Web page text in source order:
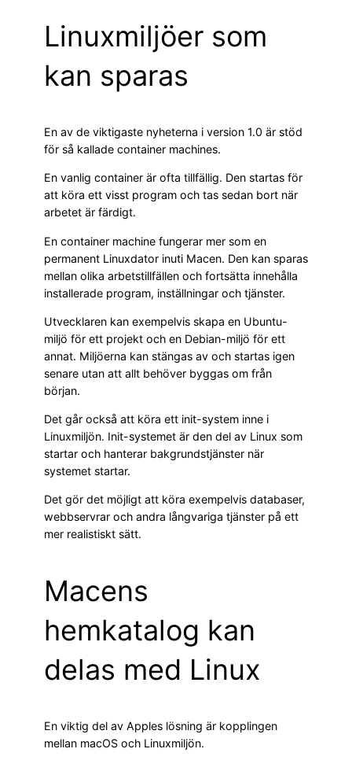
Linuxmiljöer som
kan sparas
En av de viktigaste nyheterna i version 1.0 är stöd
för så kallade container machines.
En vanlig container är ofta tillfällig. Den startas för
att köra ett visst program och tas sedan bort när
arbetet är färdigt.
En container machine fungerar mer som en
permanent Linuxdator inuti Macen. Den kan sparas
mellan olika arbetstillfällen och fortsätta innehålla
installerade program, inställningar och tjänster.
Utvecklaren kan exempelvis skapa en Ubuntu-
miljö för ett projekt och en Debian-miljö för ett
annat. Miljöerna kan stängas av och startas igen
senare utan att allt behöver byggas om från
början.
Det går också att köra ett init-system inne i
Linuxmiljön. Init-systemet är den del av Linux som
startar och hanterar bakgrundstjänster när
systemet startar.
Det gör det möjligt att köra exempelvis databaser,
webbservrar och andra långvariga tjänster på ett
mer realistiskt sätt.
Macens
hemkatalog kan
delas med Linux
En viktig del av Apples lösning är kopplingen
mellan macOS och Linuxmiljön.